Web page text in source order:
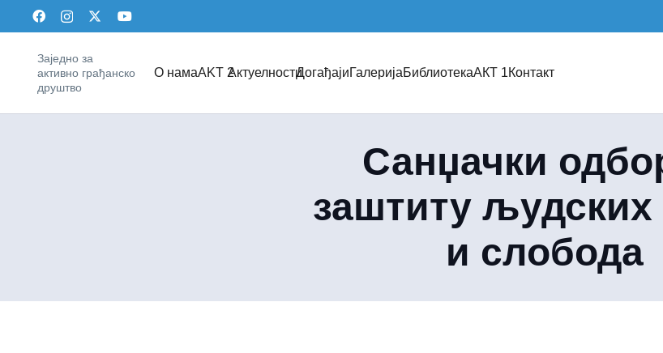
Заједно за
активно грађанско
друштво
О намаAKT 2АктуелностиДогађајиГалеријаБиблиотекаАКТ 1Контакт
Санџачки
заштиту људских
и слобода